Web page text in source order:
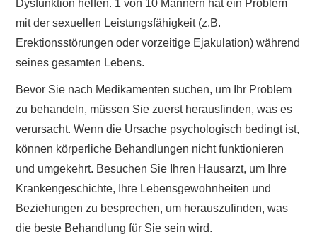
Dysfunktion helfen. 1 von 10 Männern hat ein Problem
mit der sexuellen Leistungsfähigkeit (z.B.
Erektionsstörungen oder vorzeitige Ejakulation) während
seines gesamten Lebens.
Bevor Sie nach Medikamenten suchen, um Ihr Problem
zu behandeln, müssen Sie zuerst herausfinden, was es
verursacht. Wenn die Ursache psychologisch bedingt ist,
können körperliche Behandlungen nicht funktionieren
und umgekehrt. Besuchen Sie Ihren Hausarzt, um Ihre
Krankengeschichte, Ihre Lebensgewohnheiten und
Beziehungen zu besprechen, um herauszufinden, was
die beste Behandlung für Sie sein wird.